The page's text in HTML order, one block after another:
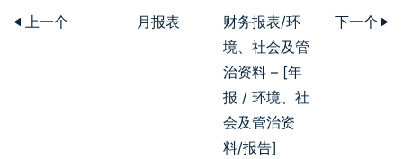
上一个 月报表
财务报表/环
境、社会及管
治资料 – [年
报 / 环境、社
会及管治资
料/报告]
下一个